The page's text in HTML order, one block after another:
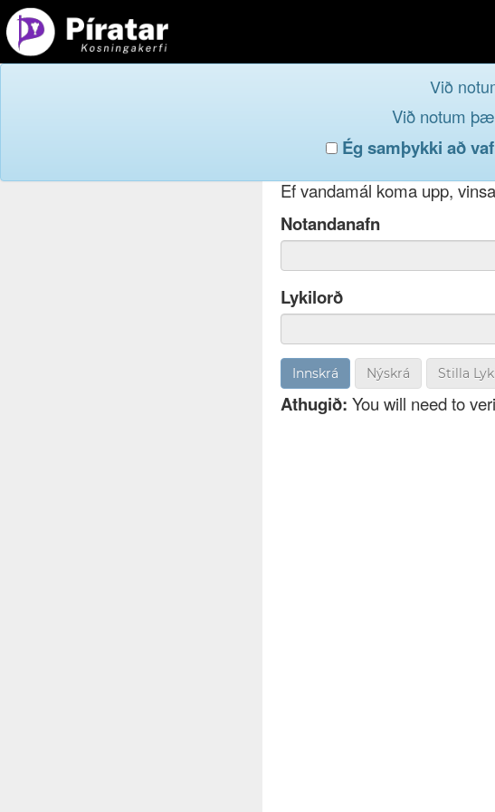
Við
Við notum
Ég samþykki að
Innskráog
Ef þú hefur gleymt
Ef vandamál koma upp,
Notandanafn
Lykilorð
Nýskrá Stilla
Athugið: You will need to